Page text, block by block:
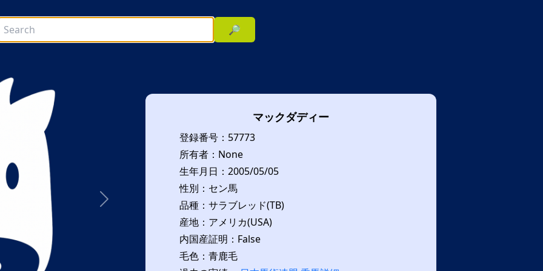
🔎
次へ
マックダディー
登録番号：57773
所有者：None
生年月日：2005/05/05
性別：セン馬
品種：サラブレッド(TB)
産地：アメリカ(USA)
内国産証明：False
毛色：青鹿毛